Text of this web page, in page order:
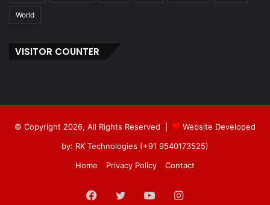
World
VISITOR COUNTER
© Copyright 2026, All Rights Reserved |
Website Developed
by: RK Technologies (+91 9540173525)
Home
Privacy Policy Contact
Facebook
TwitterYouTubeInstagram